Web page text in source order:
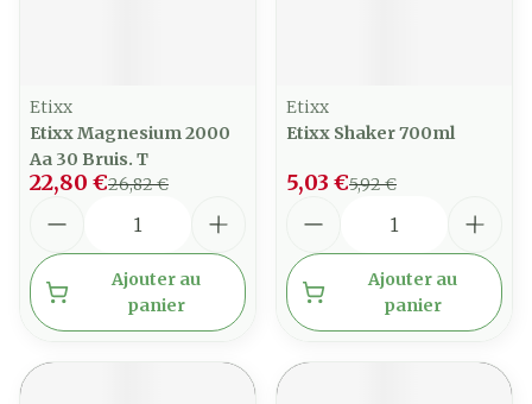
Etixx
Etixx Magnesium 2000
Aa 30 Bruis. T
26,82 €
22,80 €
Ajouter au
panier
Etixx
Etixx Shaker 700ml
5,92 €
5,03 €
Ajouter au
panier